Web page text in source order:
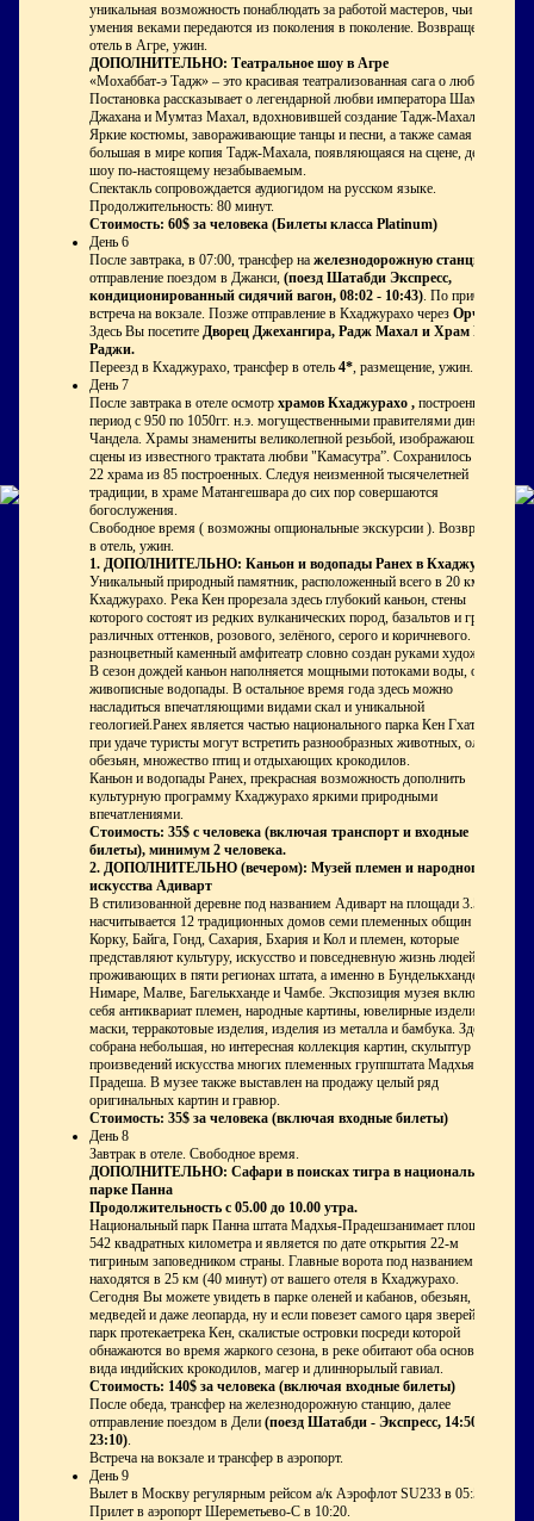
уникальная возможность понаблюдать за работой мастеров, чьи
умения веками передаются из поколения в поколение. Возвращение в
отель в Агре, ужин.
ДОПОЛНИТЕЛЬНО: Театральное шоу в Агре
«Мохаббат-э Тадж» – это красивая театрализованная сага о любви.
Постановка рассказывает о легендарной любви императора Шах
Джахана и Мумтаз Махал, вдохновившей создание Тадж-Махала.
Яркие костюмы, завораживающие танцы и песни, а также самая
большая в мире копия Тадж-Махала, появляющаяся на сцене, делают
шоу по-настоящему незабываемым.
Спектакль сопровождается аудиогидом на русском языке.
Продолжительность: 80 минут.
Стоимость: 60$ за человека (Билеты класса Platinum)
День 6
После завтрака, в 07:00, трансфер на железнодорожную станцию,
отправление поездом в Джанси, (поезд Шатабди Экспресс,
кондиционированный сидячий вагон, 08:02 - 10:43). По прибытии
встреча на вокзале. Позже отправление в Кхаджурахо через Орчху .
Здесь Вы посетите Дворец Джехангира, Радж Махал и Храм Рама
Раджи.
Переезд в Кхаджурахо, трансфер в отель 4*, размещение, ужин.
День 7
После завтрака в отеле осмотр храмов Кхаджурахо , построенных в
период с 950 по 1050гг. н.э. могущественными правителями династии
Чандела. Храмы знамениты великолепной резьбой, изображающей
сцены из известного трактата любви "Камасутра”. Сохранилось только
22 храма из 85 построенных. Следуя неизменной тысячелетней
традиции, в храме Матангешвара до сих пор совершаются
богослужения.
Свободное время ( возможны опциональные экскурсии ). Возвращение
в отель, ужин.
1. ДОПОЛНИТЕЛЬНО: Каньон и водопады Ранех в Кхаджурахо
Уникальный природный памятник, расположенный всего в 20 км от
Кхаджурахо. Река Кен прорезала здесь глубокий каньон, стены
которого состоят из редких вулканических пород, базальтов и гранитов
различных оттенков, розового, зелёного, серого и коричневого. Этот
разноцветный каменный амфитеатр словно создан руками художника.
В сезон дождей каньон наполняется мощными потоками воды, образуя
живописные водопады. В остальное время года здесь можно
насладиться впечатляющими видами скал и уникальной
геологией.Ранех является частью национального парка Кен Гхати, где
при удаче туристы могут встретить разнообразных животных, оленей,
обезьян, множество птиц и отдыхающих крокодилов.
Каньон и водопады Ранех, прекрасная возможность дополнить
культурную программу Кхаджурахо яркими природными
впечатлениями.
Стоимость: 35$ с человека (включая транспорт и входные
билеты), минимум 2 человека.
2. ДОПОЛНИТЕЛЬНО (вечером): Музей племен и народного
искусства Адиварт
В стилизованной деревне под названием Адиварт на площади 3.5 акра,
насчитывается 12 традиционных домов семи племенных общин - Бхил,
Корку, Байга, Гонд, Сахария, Бхария и Кол и племен, которые
представляют культуру, искусство и повседневную жизнь людей,
проживающих в пяти регионах штата, а именно в Бунделькханде,
Нимаре, Малве, Багелькханде и Чамбе. Экспозиция музея включает в
себя антиквариат племен, народные картины, ювелирные изделия,
маски, терракотовые изделия, изделия из металла и бамбука. Здесь
собрана небольшая, но интересная коллекция картин, скульптур и
произведений искусства многих племенных группштата Мадхья
Прадеша. В музее также выставлен на продажу целый ряд
оригинальных картин и гравюр.
Стоимость: 35$ за человека (включая входные билеты)
День 8
Завтрак в отеле. Свободное время.
ДОПОЛНИТЕЛЬНО: Сафари в поисках тигра в национальном
парке Панна
Продолжительность с 05.00 до 10.00 утра.
Национальный парк Панна штата Мадхья-Прадешзанимает площадь
542 квадратных километра и является по дате открытия 22-м
тигриным заповедником страны. Главные ворота под названием Мадла
находятся в 25 км (40 минут) от вашего отеля в Кхаджурахо.
Сегодня Вы можете увидеть в парке оленей и кабанов, обезьян,
медведей и даже леопарда, ну и если повезет самого царя зверей. Через
парк протекаетрека Кен, скалистые островки посреди которой
обнажаются во время жаркого сезона, в реке обитают оба основных
вида индийских крокодилов, магер и длиннорылый гавиал.
Стоимость: 140$ за человека (включая входные билеты)
После обеда, трансфер на железнодорожную станцию, далее
отправление поездом в Дели (поезд Шатабди - Экспресс, 14:50 -
23:10).
Встреча на вокзале и трансфер в аэропорт.
День 9
Вылет в Москву регулярным рейсом а/к Аэрофлот SU233 в 05:50.
Прилет в аэропорт Шереметьево-C в 10:20.